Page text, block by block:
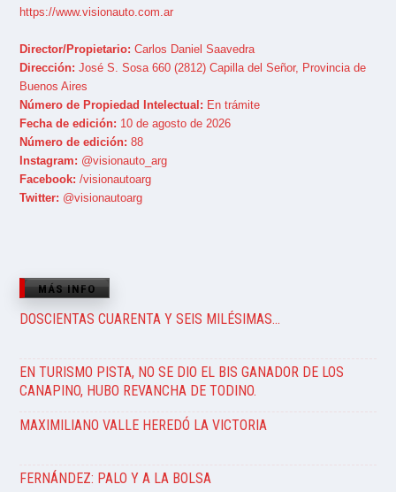
https://www.visionauto.com.ar
Director/Propietario: Carlos Daniel Saavedra
Dirección: José S. Sosa 660 (2812) Capilla del Señor, Provincia de
Buenos Aires
Número de Propiedad Intelectual: En trámite
Fecha de edición: 10 de agosto de 2026
Número de edición: 88
Instagram: @visionauto_arg
Facebook: /visionautoarg
Twitter: @visionautoarg
MÁS INFO
DOSCIENTAS CUARENTA Y SEIS MILÉSIMAS…
EN TURISMO PISTA, NO SE DIO EL BIS GANADOR DE LOS
CANAPINO, HUBO REVANCHA DE TODINO.
MAXIMILIANO VALLE HEREDÓ LA VICTORIA
FERNÁNDEZ: PALO Y A LA BOLSA